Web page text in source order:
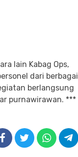
lain Kabag Ops,
dari berbagai
berlangsung
purnawirawan. ***